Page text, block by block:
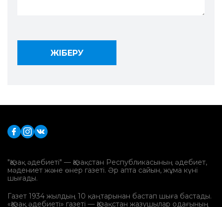
"Қазақ әдебиеті" — Қазақстан Республикасының әдебиет,
мәдениет және өнер газеті. Әр апта сайын, жұма күні
шығады.
Газет 1934 жылдың 10 қаңтарынан бастап шыға бастады.
«Қазақ әдебиеті» газеті — Қазақстан жазушылар одағының